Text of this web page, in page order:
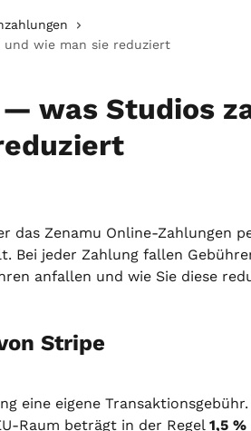
wie man sie reduziert
was Studios
das Zenamu Online-Zahlungen
Bei jeder Zahlung fallen
anfallen und wie Sie diese
Stripe
eine eigene Transaktionsgebühr.
Raum beträgt in der Regel 1,5